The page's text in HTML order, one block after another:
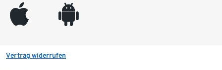
appleinc android
Vertrag widerrufen